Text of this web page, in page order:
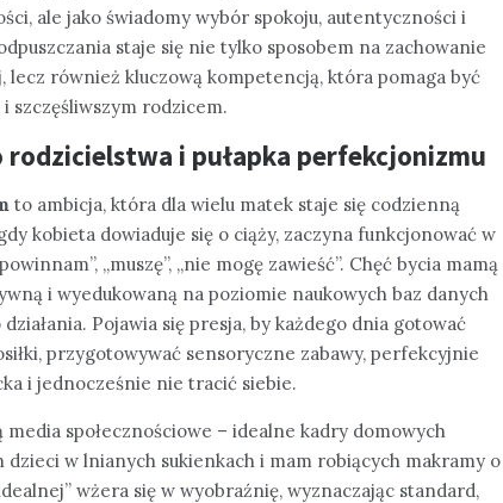
ale jako świadomy wybór spokoju, autentyczności i
staje się nie tylko sposobem na zachowanie
lecz również kluczową kompetencją, która pomaga być
szczęśliwszym rodzicem.
rodzicielstwa i pułapka perfekcjonizmu
to ambicja, która dla wielu matek staje się codzienną
kobieta dowiaduje się o ciąży, zaczyna funkcjonować w
„muszę”, „nie mogę zawieść”. Chęć bycia mamą
i wyedukowaną na poziomie naukowych baz danych
Pojawia się presja, by każdego dnia gotować
przygotowywać sensoryczne zabawy, perfekcyjnie
i jednocześnie nie tracić siebie.
społecznościowe – idealne kadry domowych
w lnianych sukienkach i mam robiących makramy o
wżera się w wyobraźnię, wyznaczając standard,